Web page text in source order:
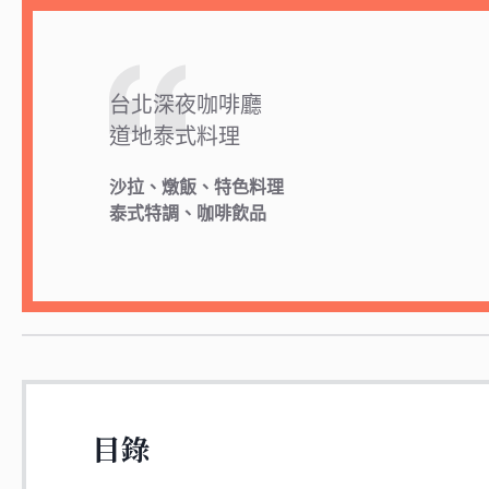
台北深夜咖啡廳
道地泰式料理
沙拉、燉飯、特色料理
泰式特調、咖啡飲品
目錄